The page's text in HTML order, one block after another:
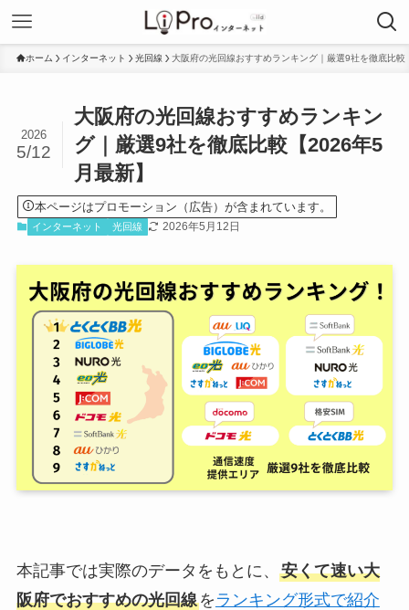
ホーム インターネット 光回線 大阪府の光回線おすすめランキング｜厳選9社を徹底比
大阪府の光回線おすすめランキン
グ｜厳選9社を徹底比較【2026年5
月最新】
2026
5/12
本ページはプロモーション（広告）が含まれています。
インターネット 光回線 2026年5月12日
本記事では実際のデータをもとに、 安くて速い大
阪府でおすすめの光回線を ランキング形式で紹介